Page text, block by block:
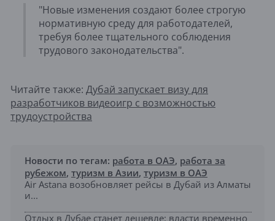
"Новые изменения создают более строгую
нормативную среду для работодателей,
требуя более тщательного соблюдения
трудового законодательства".
Читайте также: Дубай запускает визу для
разработчиков видеоигр с возможностью
трудоустройства
Новости по тегам: работа в ОАЭ, работа за
рубежом, туризм в Азии, туризм в ОАЭ
Air Astana возобновляет рейсы в Дубай из Алматы
и...
Отдых в Дубае станет дешевле: власти временно